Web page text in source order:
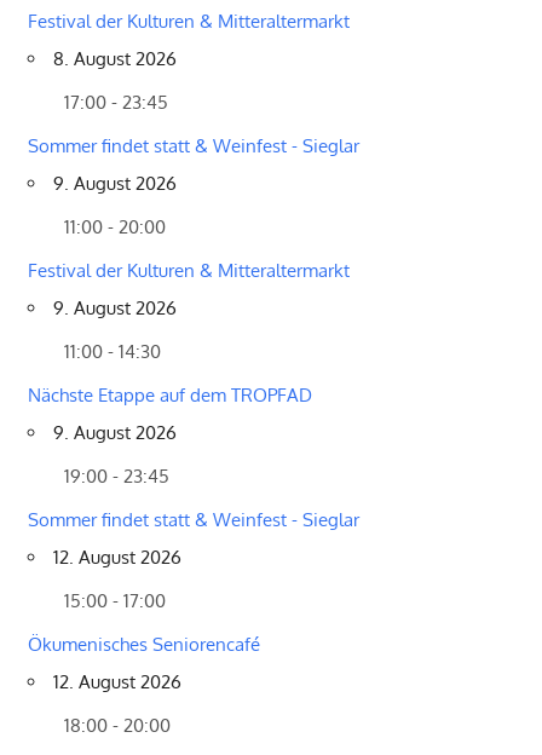
Festival der Kulturen & Mitteraltermarkt
8. August 2026
17:00 - 23:45
Sommer findet statt & Weinfest - Sieglar
9. August 2026
11:00 - 20:00
Festival der Kulturen & Mitteraltermarkt
9. August 2026
11:00 - 14:30
Nächste Etappe auf dem TROPFAD
9. August 2026
19:00 - 23:45
Sommer findet statt & Weinfest - Sieglar
12. August 2026
15:00 - 17:00
Ökumenisches Seniorencafé
12. August 2026
18:00 - 20:00